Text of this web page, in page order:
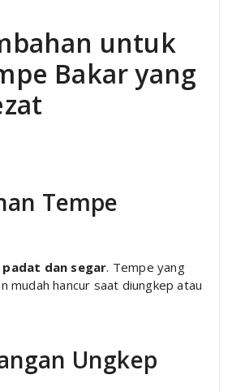
untuk
Bakar yang
Tempe
dan segar. Tempe yang
mudah hancur saat diungkep atau
Ungkep